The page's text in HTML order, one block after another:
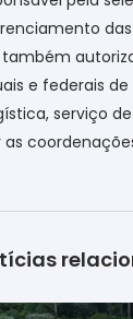
também
e federais
serviço